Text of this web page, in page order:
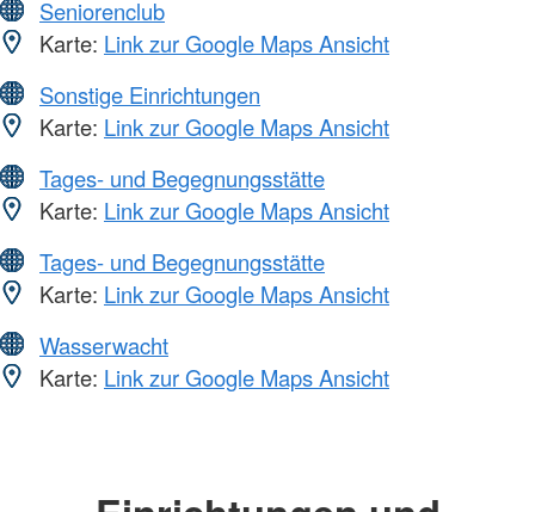
Seniorenclub
Karte: Link zur Google Maps Ansicht
Sonstige Einrichtungen
Karte: Link zur Google Maps Ansicht
Tages- und Begegnungsstätte
Karte: Link zur Google Maps Ansicht
Tages- und Begegnungsstätte
Karte: Link zur Google Maps Ansicht
Wasserwacht
Karte: Link zur Google Maps Ansicht